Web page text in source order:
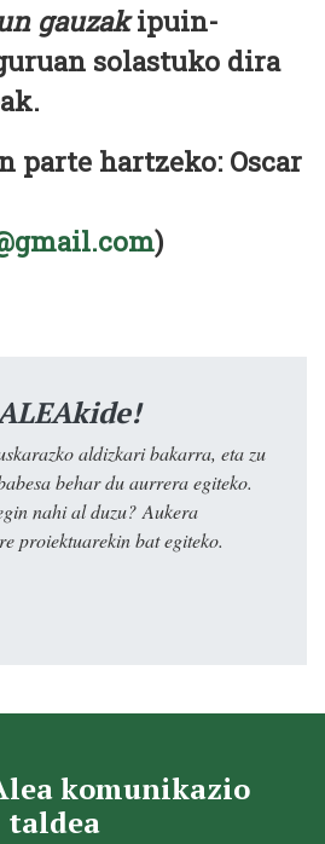
gauzakipuin-
solastuko dira
parte hartzeko: Oscar
)
aldizkari bakarra, eta zu
behar du aurrera egiteko.
nahi al duzu? Aukera
proiektuarekin bat egiteko.
komunikazio
taldea